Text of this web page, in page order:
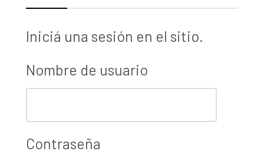
Iniciá una sesión en el sitio.
Nombre de usuario
Contraseña